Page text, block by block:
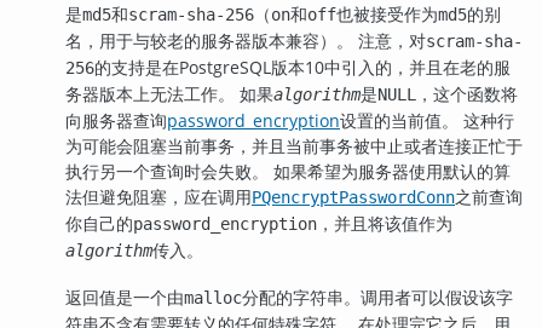
是md5和scram-sha-256 （on和off也被接受作为md5的别
名，用于与较老的服务器版本兼容）。 注意，对scram-sha-
256的支持是在PostgreSQL版本10中引入的，并且在老的服
务器版本上无法工作。 如果algorithm是NULL
，这个函数将
向服务器查询password_encryption设置的当前值。 这种行
为可能会阻塞当前事务，并且当前事务被中止或者连接正忙于
执行另一个查询时会失败。 如果希望为服务器使用默认的算
法但避免阻塞，应在调用PQencryptPasswordConn之前查询
你自己的password_encryption ，并且将该值作为
algorithm传入。
返回值是一个由malloc分配的字符串。调用者可以假设该字
符串不含有需要转义的任何特殊字符。 在处理完它之后，用